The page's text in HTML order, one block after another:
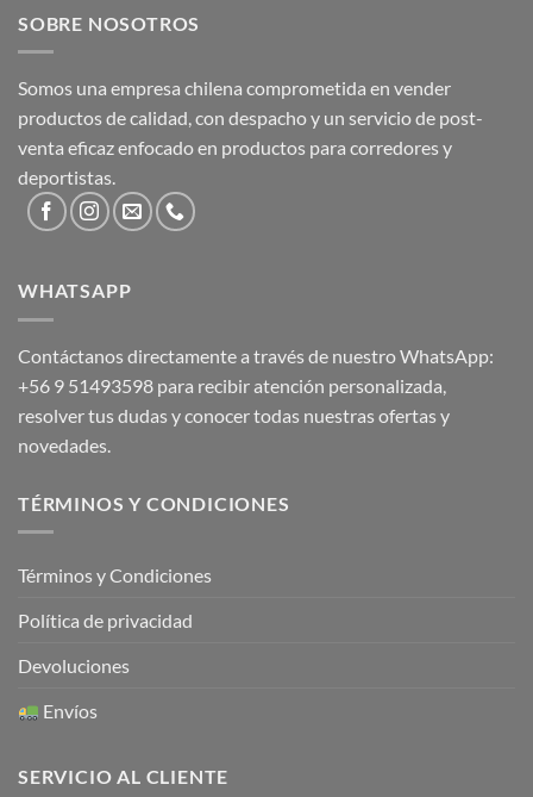
SOBRE NOSOTROS
Somos una empresa chilena comprometida en vender
productos de calidad, con despacho y un servicio de post-
venta eficaz enfocado en productos para corredores y
deportistas.
WHATSAPP
Contáctanos directamente a través de nuestro WhatsApp:
+56 9 51493598 para recibir atención personalizada,
resolver tus dudas y conocer todas nuestras ofertas y
novedades.
TÉRMINOS Y CONDICIONES
Términos y Condiciones
Política de privacidad
Devoluciones
Envíos
SERVICIO AL CLIENTE